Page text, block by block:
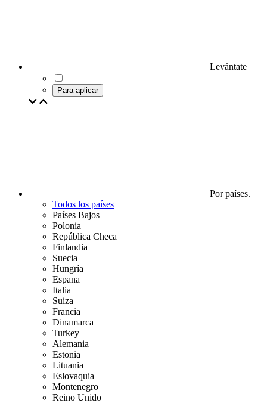
Levántate
Para aplicar
Por países.
Todos los países
Países Bajos
Polonia
República Checa
Finlandia
Suecia
Hungría
Espana
Italia
Suiza
Francia
Dinamarca
Turkey
Alemania
Estonia
Lituania
Eslovaquia
Montenegro
Reino Unido